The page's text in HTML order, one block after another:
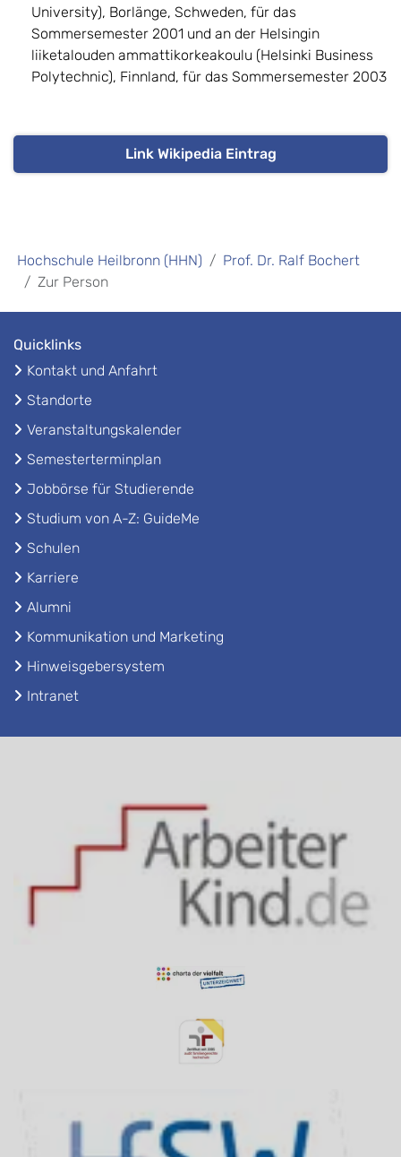
University), Borlänge, Schweden, für das
Sommersemester 2001 und an der Helsingin
liiketalouden ammattikorkeakoulu (Helsinki Business
Polytechnic), Finnland, für das Sommersemester 2003
Link Wikipedia Eintrag
Hochschule Heilbronn (HHN)
Prof. Dr. Ralf Bochert
Zur Person
Quicklinks
Kontakt und Anfahrt
Standorte
Veranstaltungskalender
Semesterterminplan
Jobbörse für Studierende
Studium von A-Z: GuideMe
Schulen
Karriere
Alumni
Kommunikation und Marketing
Hinweisgebersystem
Intranet